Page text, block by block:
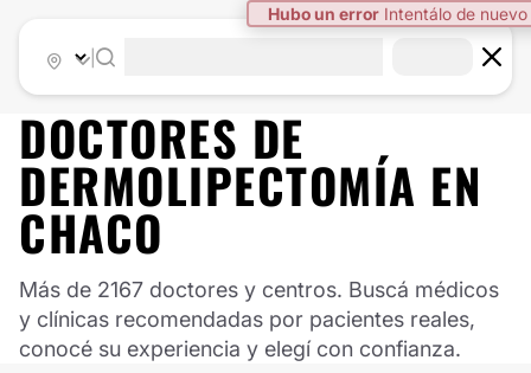
Hubo un error Intentálo de nuevo
DOCTORES DE
DERMOLIPECTOMÍA EN
CHACO
Más de 2167 doctores y centros. Buscá médicos
y clínicas recomendadas por pacientes reales,
conocé su experiencia y elegí con confianza.